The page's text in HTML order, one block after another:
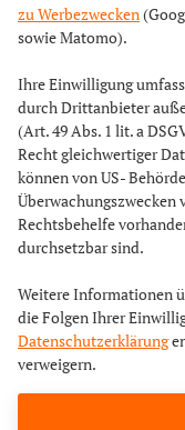
zu Werbezwecken
sowie Matomo).
Ihre Einwilligung
durch Drittanbieter
(Art. 49 Abs. 1 lit. a
Recht gleichwertiger
können von US-
Überwachungszwecken
Rechtsbehelfe
durchsetzbar sind.
Weitere Informationen
die Folgen Ihrer
Datenschutzerklärung
verweigern.